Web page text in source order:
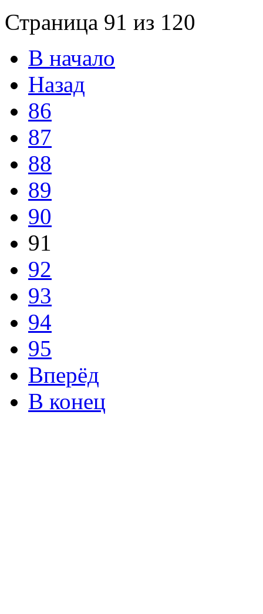
Страница 91 из 120
В начало
Назад
86
87
88
89
90
91
92
93
94
95
Вперёд
В конец